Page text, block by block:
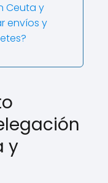
Ceuta y
envíos y
y